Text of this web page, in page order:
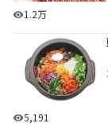
ソウルの絶品肉
1.2万
韓国・ソウルで
5,191